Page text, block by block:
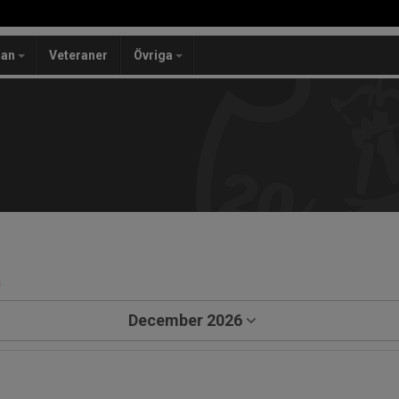
Veteraner Övriga
December 2026